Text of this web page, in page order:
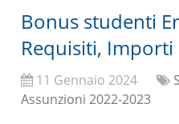
Bonus studenti
Requisiti, Importi
11 Gennaio 2024
Assunzioni 2022-2023